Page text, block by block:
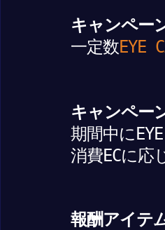
キャンペー
一定数EYE
キャンペー
期間中に
消費ECに応
報酬アイテ